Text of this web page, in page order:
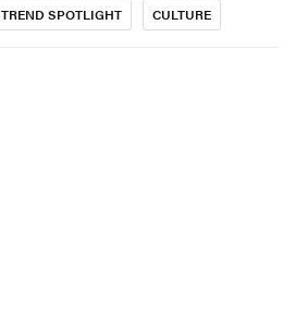
TREND SPOTLIGHT CULTURE